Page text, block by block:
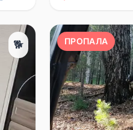
🐕 ПРОПАЛА